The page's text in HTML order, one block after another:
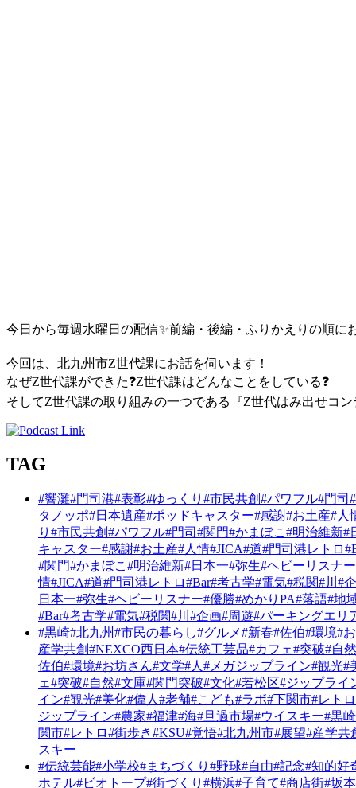
今日から毎週水曜日の配信✨前編・後編・ふりかえりの順に
今回は、北九州市Z世代課にお話を伺います！
なぜZ世代課ができた❓Z世代課はどんなことをしている❓
そしてZ世代課の取り組みの一つである『Z世代はみ出せコ
TAG
#響灘#門司港#表彰#ゆっくり #市民共創#パワフル#門司
タノッポ#日本遺産#ポッドキャスター#感謝#お土産#人
り #市民共創#パワフル#門司 #関門#かまぼこ #明治維新#
キャスター#感謝#お土産#人情#JICA#道#門司港レトロ
#関門#かまぼこ #明治維新#日本一#弥生#ヘビーリスナー
情#JICA#道#門司港レトロ#Bar#考古学#電気#税関#川 #
日本一#弥生#ヘビーリスナー#優勝#めかりPA#落語#地
#Bar#考古学#電気#税関#川 #企画#周遊#パーキングエリ
#黒崎#北九州#市民の暮らし#グルメ#新春#佐伯#環境#
産学共創#NEXCO西日本#伝統工芸品#カフェ#突破#自然
佐伯#環境#お坊さん#文学#人 #メガジップライン#観光#
ェ#突破#自然#文庫#関門突破#文化#若松区#ジップライ
イン#観光#美化#偉人 #老舗#こども#ラボ#下関市#レトロ
ジップライン#農家#福津#海#旦過市場#ウイスキー#黒崎
関市#レトロ#街歩き#KSU#覚悟#北九州市#展望#産学共
スキー
#伝統芸能#小学校#まちづくり #野球#自由#記念#知的好
ホテル#ビオトープ#街づくり #横浜#子育て#商店街#坂